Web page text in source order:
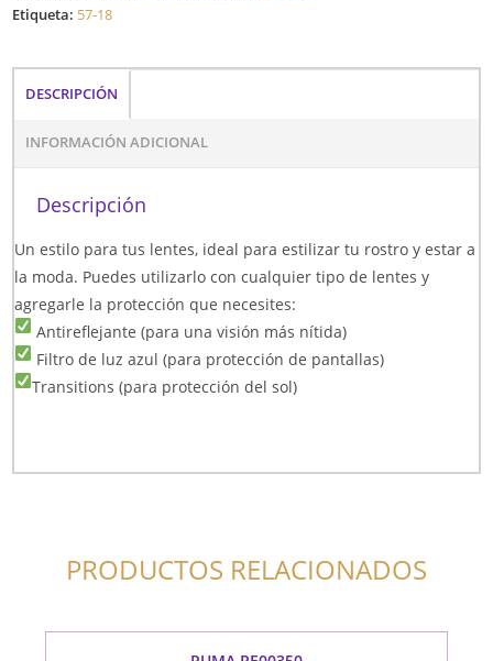
Etiqueta: 57-18
DESCRIPCIÓN
INFORMACIÓN ADICIONAL
Descripción
Un estilo para tus lentes, ideal para estilizar tu rostro y estar a
la moda. Puedes utilizarlo con cualquier tipo de lentes y
agregarle la protección que necesites:
Antireflejante (para una visión más nítida)
Filtro de luz azul (para protección de pantallas)
Transitions (para protección del sol)
PRODUCTOS RELACIONADOS